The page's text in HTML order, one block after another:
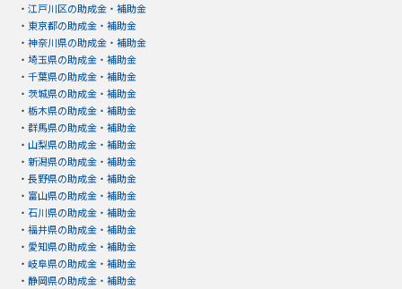
・ 江戸川区の助成金・補助金
・ 東京都の助成金・補助金
・ 神奈川県の助成金・補助金
・ 埼玉県の助成金・補助金
・ 千葉県の助成金・補助金
・ 茨城県の助成金・補助金
・ 栃木県の助成金・補助金
・ 群馬県の助成金・補助金
・ 山梨県の助成金・補助金
・ 新潟県の助成金・補助金
・ 長野県の助成金・補助金
・ 富山県の助成金・補助金
・ 石川県の助成金・補助金
・ 福井県の助成金・補助金
・ 愛知県の助成金・補助金
・ 岐阜県の助成金・補助金
・ 静岡県の助成金・補助金